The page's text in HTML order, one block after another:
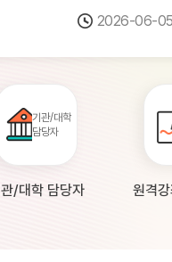
2026-06-
묻... 2026-04-
기관/대학
담당자
/대학 담당자 원격